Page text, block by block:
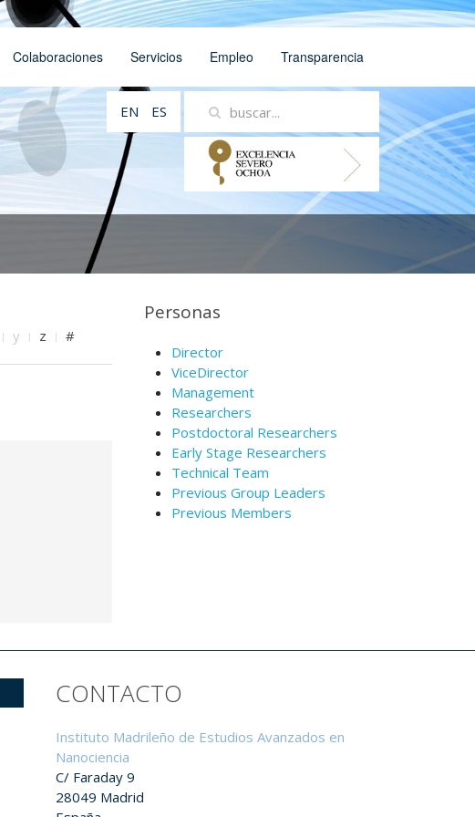
Colaboraciones Servicios Empleo Transparencia
EN ES
y z #
Personas
Director
ViceDirector
Management
Researchers
Postdoctoral Researchers
Early Stage Researchers
Technical Team
Previous Group Leaders
Previous Members
CONTACTO
Instituto Madrileño de Estudios Avanzados en
Nanociencia
C/ Faraday 9
28049 Madrid